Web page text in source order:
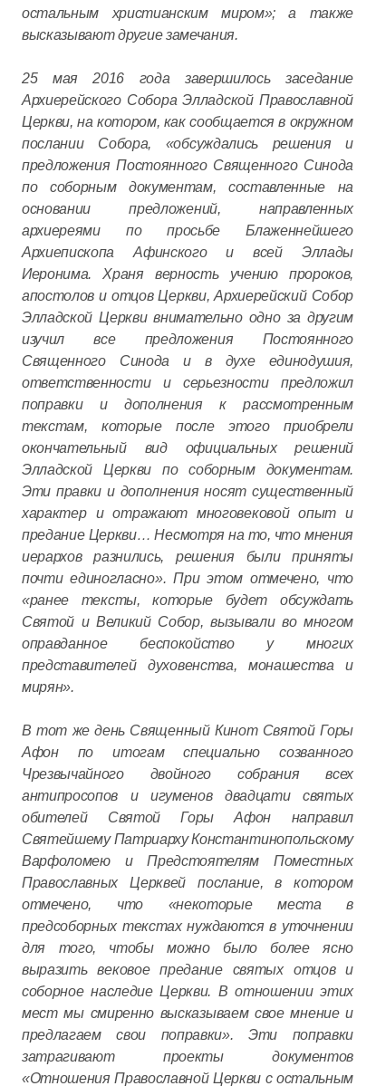
остальным христианским миром»; а также
высказывают другие замечания.
25 мая 2016 года завершилось заседание
Архиерейского Собора Элладской Православной
Церкви, на котором, как сообщается в окружном
послании Собора, «обсуждались решения и
предложения Постоянного Священного Синода
по соборным документам, составленные на
основании предложений, направленных
архиереями по просьбе Блаженнейшего
Архиепископа Афинского и всей Эллады
Иеронима. Храня верность учению пророков,
апостолов и отцов Церкви, Архиерейский Собор
Элладской Церкви внимательно одно за другим
изучил все предложения Постоянного
Священного Синода и в духе единодушия,
ответственности и серьезности предложил
поправки и дополнения к рассмотренным
текстам, которые после этого приобрели
окончательный вид официальных решений
Элладской Церкви по соборным документам.
Эти правки и дополнения носят существенный
характер и отражают многовековой опыт и
предание Церкви… Несмотря на то, что мнения
иерархов разнились, решения были приняты
почти единогласно». При этом отмечено, что
«ранее тексты, которые будет обсуждать
Святой и Великий Собор, вызывали во многом
оправданное беспокойство у многих
представителей духовенства, монашества и
мирян».
В тот же день Священный Кинот Святой Горы
Афон по итогам специально созванного
Чрезвычайного двойного собрания всех
антипросопов и игуменов двадцати святых
обителей Святой Горы Афон направил
Святейшему Патриарху Константинопольскому
Варфоломею и Предстоятелям Поместных
Православных Церквей послание, в котором
отмечено, что «некоторые места в
предсоборных текстах нуждаются в уточнении
для того, чтобы можно было более ясно
выразить вековое предание святых отцов и
соборное наследие Церкви. В отношении этих
мест мы смиренно высказываем свое мнение и
предлагаем свои поправки». Эти поправки
затрагивают проекты документов
«Отношения Православной Церкви с остальным